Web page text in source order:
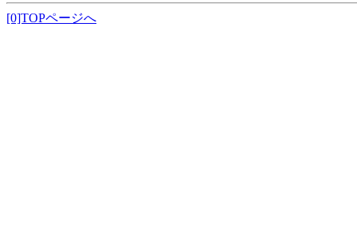
[0]TOPページへ